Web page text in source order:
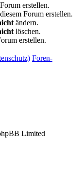
erstellen.
Forum erstellen.
ändern.
löschen.
erstellen.
Foren-
Limited